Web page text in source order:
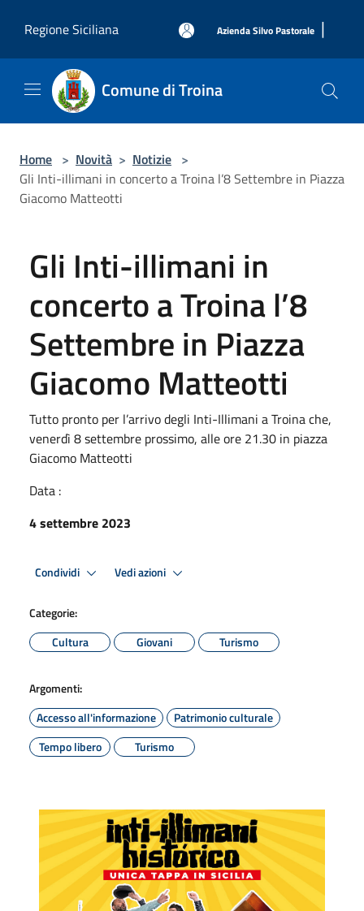
Regione Siciliana
Azienda Silvo Pastorale |
Comune di Troina
Home > Novità > Notizie >
Gli Inti-illimani in concerto a Troina l’8 Settembre in Piazza
Giacomo Matteotti
Gli Inti-illimani in
concerto a Troina l’8
Settembre in Piazza
Giacomo Matteotti
Tutto pronto per l’arrivo degli Inti-Illimani a Troina che,
venerdì 8 settembre prossimo, alle ore 21.30 in piazza
Giacomo Matteotti
Data :
4 settembre 2023
Condividi Vedi azioni
Categorie:
Cultura
Giovani Turismo
Argomenti:
Accesso all'informazione
Patrimonio culturale
Tempo libero
Turismo